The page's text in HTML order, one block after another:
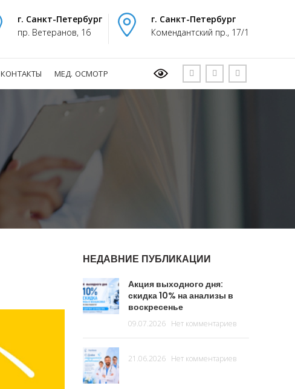
г. Санкт-Петербург
пр. Ветеранов, 16
г. Санкт-Петербург
Комендантский пр., 17/1
КОНТАКТЫ МЕД. ОСМОТР
НЕДАВНИЕ ПУБЛИКАЦИИ
Акция выходного дня:
скидка 10% на анализы в
воскресенье
09.07.2026 Нет комментариев
21.06.2026 Нет комментариев